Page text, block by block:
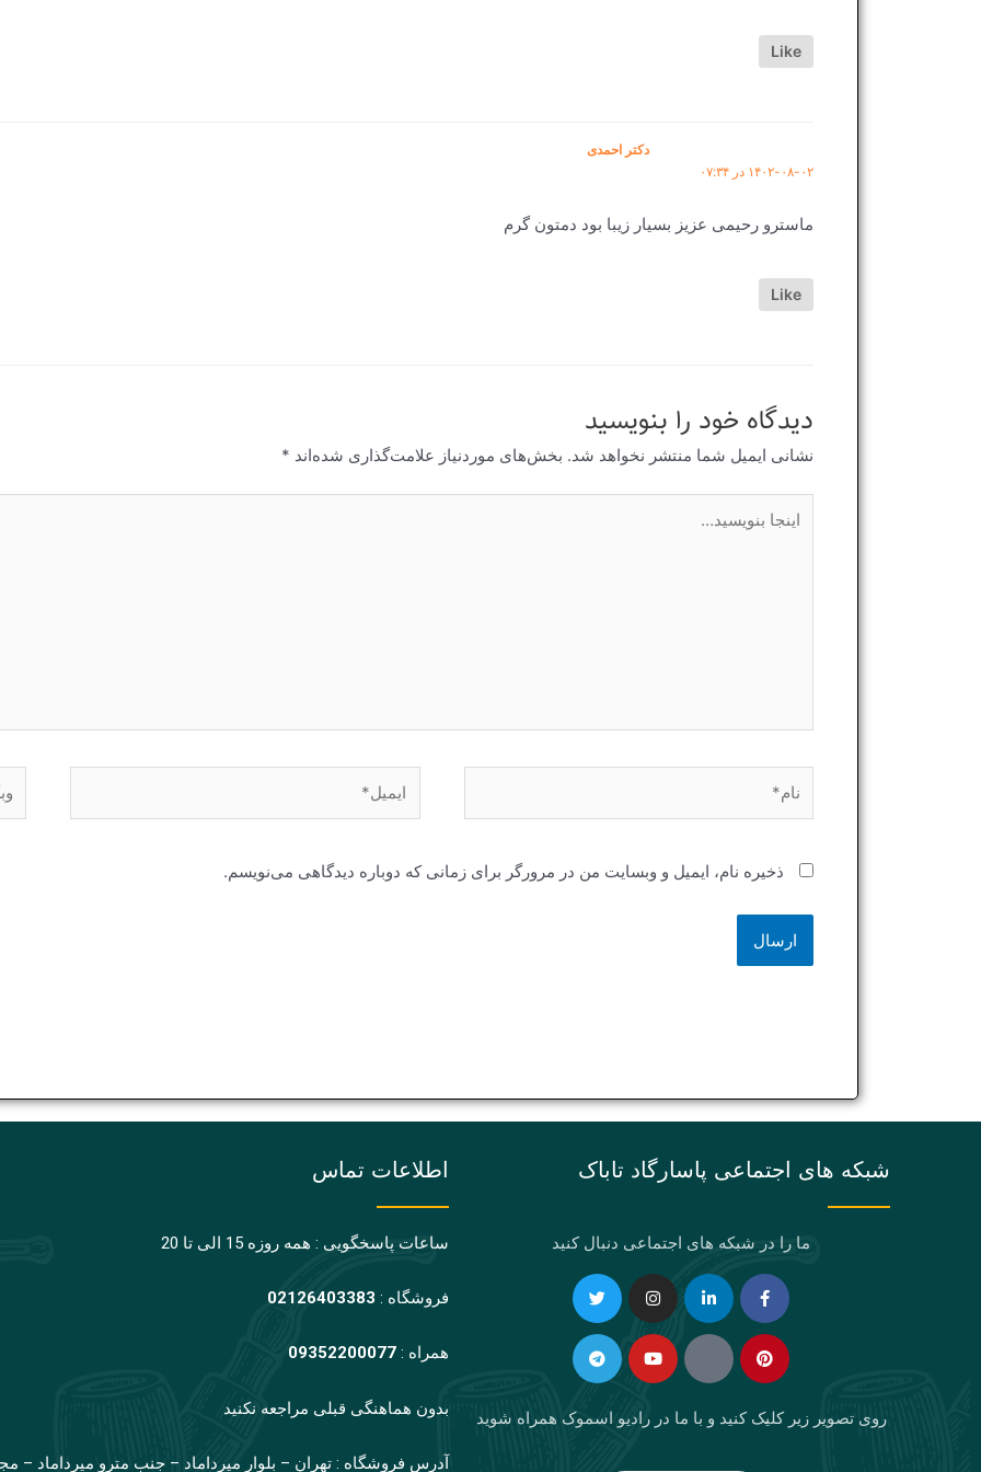
Like
دکتر احمدی
۱۴۰۲-۰۸-۰۲ در ۰۷:۳۴
ماسترو رحیمی عزیز بسیار زیبا بود دمتون گرم
Like
دیدگاه‌ خود را بنویسید
نشانی ایمیل شما منتشر نخواهد شد. بخش‌های موردنیاز علامت‌گذاری شده‌اند *
بنویسید…
ذخیره نام، ایمیل و وبسایت من در مرورگر برای زمانی که دوباره دیدگاهی می‌نویسم.
شبکه های اجتماعی پاسارگاد تاباک
ما را در شبکه های اجتماعی دنبال کنید
Facebook-
f
Linkedin-
in
Instagram
Twitter Pinterest
Eaparat
Youtube
Telegram
روی تصویر زیر کلیک کنید و با ما در رادیو اسموک همراه شوید
اطلاعات تماس
ساعات پاسخگویی : همه روزه 15 الی تا 20
فروشگاه : 02126403383
همراه :09352200077
بدون هماهنگی قبلی مراجعه نکنید
آدرس فروشگاه : تهران – بلوار میرداماد – جنب مترو میرداماد –